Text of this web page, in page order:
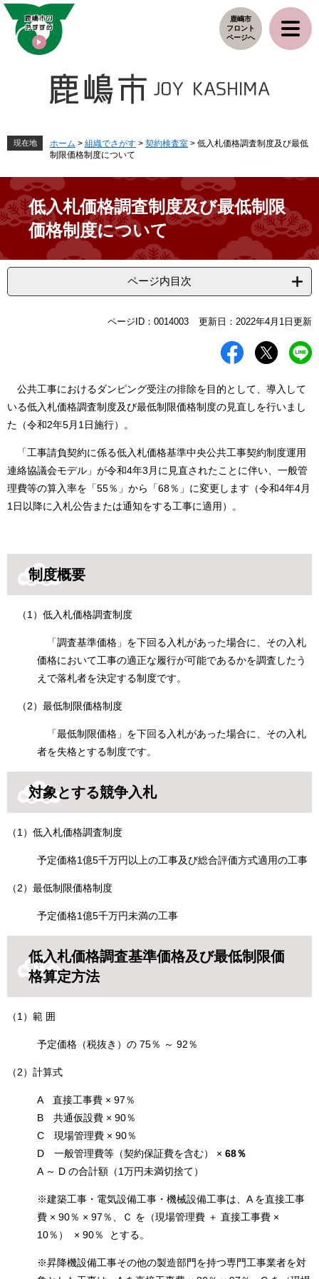
ペ
メ
鹿嶋市
フロント
ページへ
現在地 ホーム > 組織でさがす > 契約検査室 > 低入札価格調査制度及び最低
制限価格制度について
低入札価格調査制度及び最低制限
価格制度について
ページ内目次
ページID：0014003 更新日：2022年4月1日更新
公共工事におけるダンピング受注の排除を目的として、導入して
いる低入札価格調査制度及び最低制限価格制度の見直しを行いまし
た（令和2年5月1日施行）。
「工事請負契約に係る低入札価格基準中央公共工事契約制度運用
連絡協議会モデル」が令和4年3月に見直されたことに伴い、一般管
理費等の算入率を「55％」から「68％」に変更します（令和4年4月
1日以降に入札公告または通知をする工事に適用）。
制度概要
（1）低入札価格調査制度
「調査基準価格」を下回る入札があった場合に、その入札
価格において工事の適正な履行が可能であるかを調査したう
えで落札者を決定する制度です。
（2）最低制限価格制度
「最低制限価格」を下回る入札があった場合に、その入札
者を失格とする制度です。
対象とする競争入札
（1）低入札価格調査制度
予定価格1億5千万円以上の工事及び総合評価方式適用の工事
（2）最低制限価格制度
予定価格1億5千万円未満の工事
低入札価格調査基準価格及び最低制限価
格算定方法
（1）範 囲
予定価格（税抜き）の 75％ ～ 92％
（2）計算式
A 直接工事費 × 97％
B 共通仮設費 × 90％
C 現場管理費 × 90％
D 一般管理費等（契約保証費を含む） × 68％
A ～ D の合計額（1万円未満切捨て）
※建築工事・電気設備工事・機械設備工事は、A を直接工事
費 × 90％ × 97％、Ｃ を（現場管理費 ＋ 直接工事費 ×
10％） × 90％ とする。
※昇降機設備工事その他の製造部門を持つ専門工事業者を対